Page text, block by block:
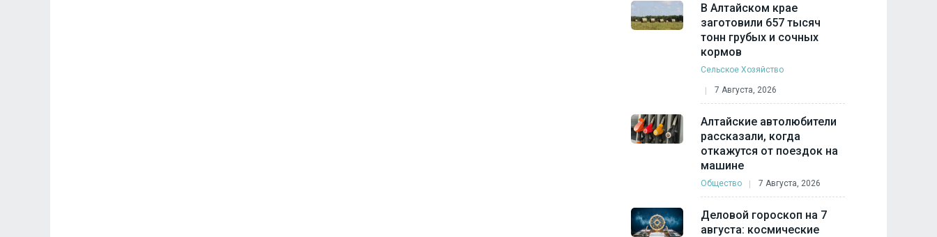
В Алтайском крае
заготовили 657 тысяч
тонн грубых и сочных
кормов
Сельское Хозяйство
7 Августа, 2026
Алтайские автолюбители
рассказали, когда
откажутся от поездок на
машине
Общество 7 Августа, 2026
Деловой гороскоп на 7
августа: космические